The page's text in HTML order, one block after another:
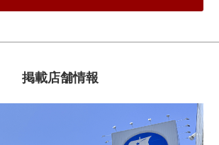
掲載店舗情報